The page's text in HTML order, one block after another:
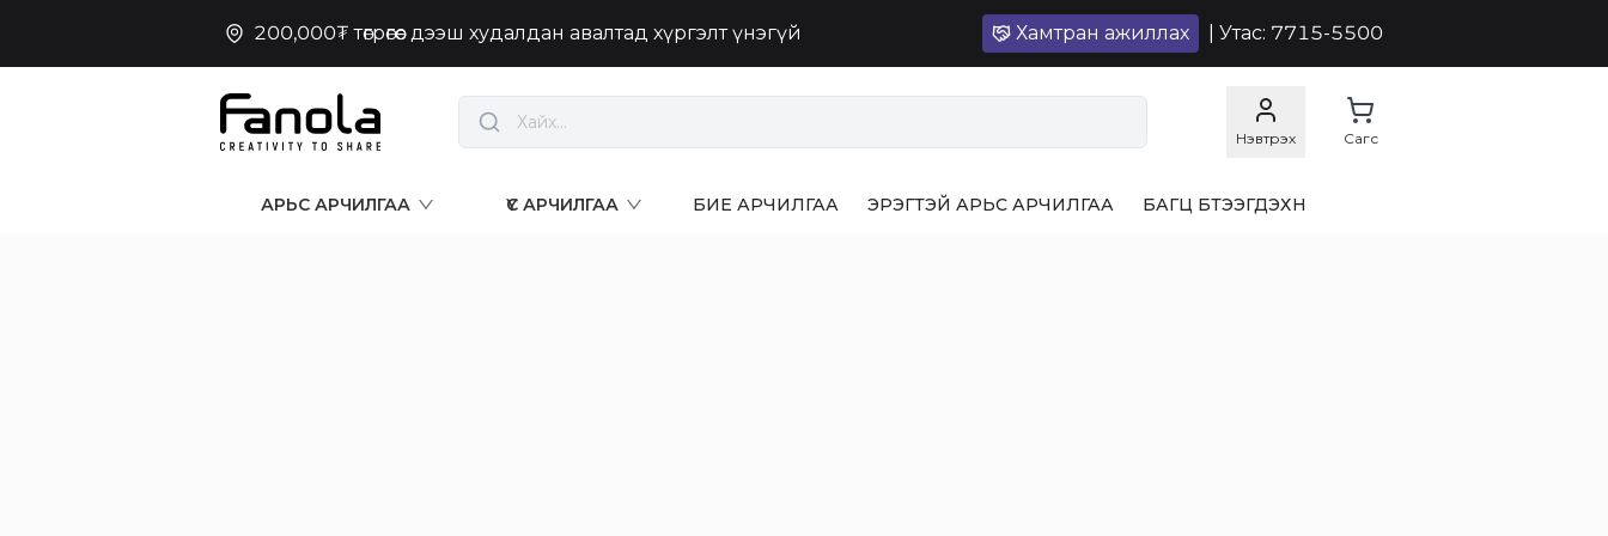
200,000₮ төгрөгөөс дээш худалдан авалтад хүргэлт үнэгүй Хамтран ажиллах | Утас: 7715-5500
Нэвтрэх Сагс
АРЬС АРЧИЛГАА ҮС АРЧИЛГАА БИЕ АРЧИЛГАА ЭРЭГТЭЙ АРЬС АРЧИЛГАА БАГЦ БҮТЭЭГДЭХҮҮН